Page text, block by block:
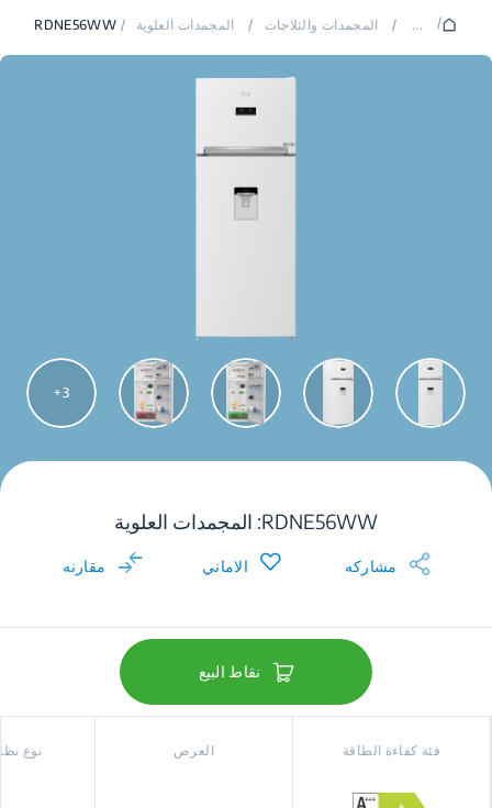
/
...
/ المجمدات والثلاجات / المجمدات العلوية /
RDNE56WW
3
RDNE56WW: المجمدات العلوية
مشاركه الاماني مقارنه
نقاط البيع
فئة كفاءة الطاقة العرض نوع